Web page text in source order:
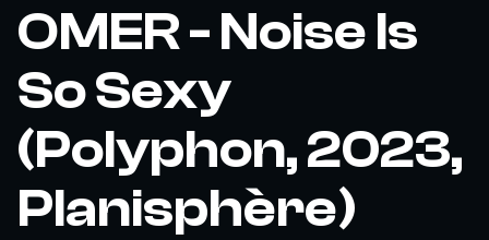
OMER - Noise Is
So Sexy
(Polyphon, 2023,
Planisphère)